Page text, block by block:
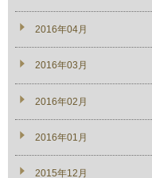
2016年04月
2016年03月
2016年02月
2016年01月
2015年12月